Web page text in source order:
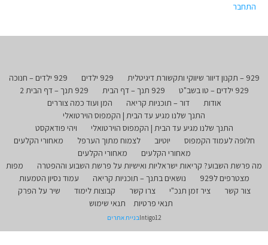
התחבר
929 – תקנון דיוור שיווקי ותקשורת דיגיטלית 929 ילדים
929 ילדים – חנוכה
929 ילדים – טו בשב"ט
929 תנך – דף הבית
929 תנך – דף הבית 2
אודות
דור – תוכניות קריאה
המן ועוד כמה צוררים
התנך שלנו מגיע עד הבית | הקמפוס הוירטואלי
התנך שלנו מגיע עד הבית | הקמפוס הוירטואלי
ויהי פודאקסט
חלופה לעמוד הקמפוס
יוטיוב לצמוח מתוך הערפל
מאחורי הקלעים
מאחורי הקלעים
מאחורי הקלעים
מה פרשת השבוע? קריאות ישראליות ואישיות על פרשת השבוע וההפטרה
מפות
מצטרפים ל929
נושאים בתנך – תוכניות קריאה
עמוד נסיון הטמעות
צור קשר
ציר זמן תנכ"י צרו קשר קבוצות לימוד
שיר על הפרק
תנאי פרטיות
תנאי שימוש
Intigo12בניית אתרים